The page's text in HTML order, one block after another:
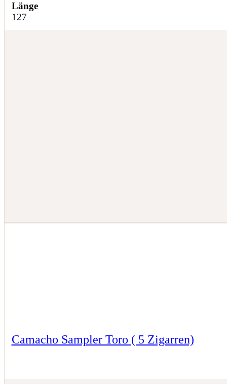
Länge
127
Camacho Sampler Toro ( 5 Zigarren)